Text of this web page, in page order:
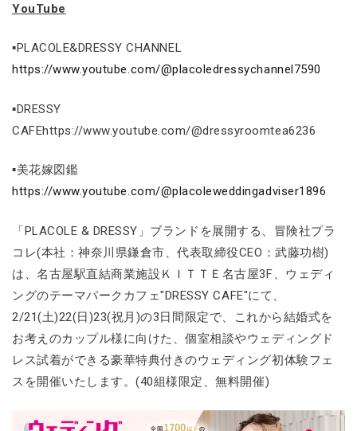
YouTube
▪PLACOLE&DRESSY CHANNEL
https://www.youtube.com/@placoledressychannel7590
▪DRESSY
CAFEhttps://www.youtube.com/@dressyroomtea6236
▪美花嫁図鑑
https://www.youtube.com/@placoleweddingadviser1896
「PLACOLE & DRESSY」ブランドを展開する、冒険社プラ
コレ(本社：神奈川県鎌倉市、代表取締役CEO：武藤功樹)
は、名古屋駅直結商業施設ＫＩＴＴＥ名古屋3F、ウェディ
ングのテーマパークカフェ"DRESSY CAFE"にて、
2/21(土)22(日)23(祝月)の3日間限定で、これから結婚式を
お考えのカップル様に向けた、個室相談やウェディングド
レス試着ができる豪華特典付きのウェディング初体験フェ
スを開催いたします。(40組様限定、無料開催)